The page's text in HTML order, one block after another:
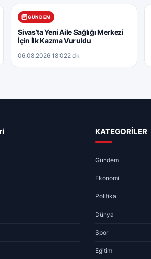
GÜNDEM
Sivas’ta Yeni Aile Sağlığı Merkezi
İçin İlk Kazma Vuruldu
06.08.2026 18:022 dk
KATEGORİLER
Gündem
Ekonomi
Politika
Dünya
Spor
Eğitim